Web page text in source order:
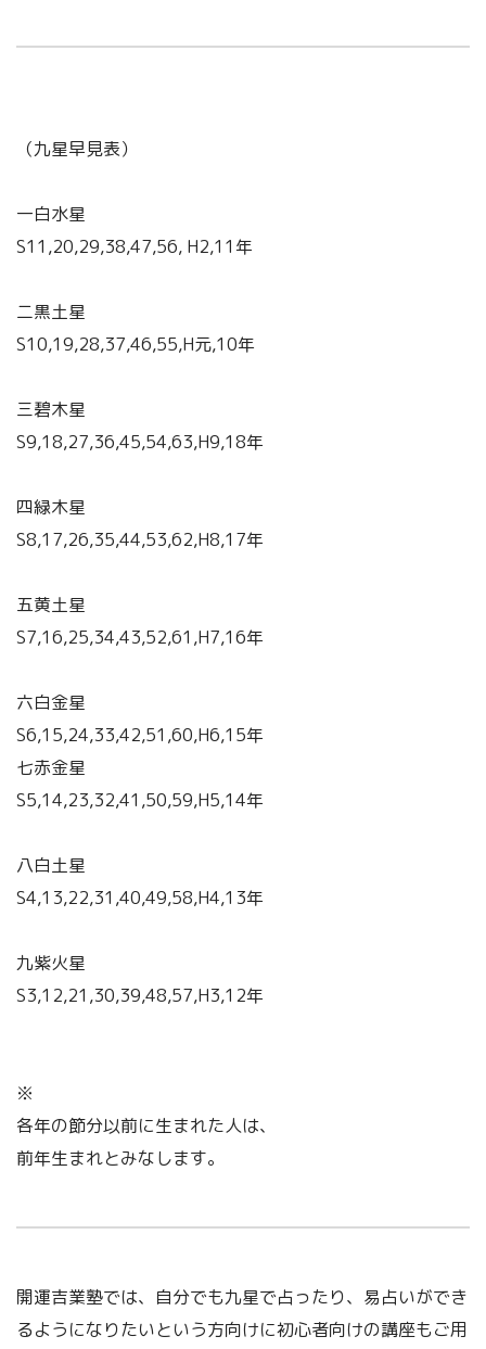
（九星早見表）
一白水星
S11,20,29,38,47,56, H2,11年
二黒土星
S10,19,28,37,46,55,H元,10年
三碧木星
S9,18,27,36,45,54,63,H9,18年
四緑木星
S8,17,26,35,44,53,62,H8,17年
五黄土星
S7,16,25,34,43,52,61,H7,16年
六白金星
S6,15,24,33,42,51,60,H6,15年
七赤金星
S5,14,23,32,41,50,59,H5,14年
八白土星
S4,13,22,31,40,49,58,H4,13年
九紫火星
S3,12,21,30,39,48,57,H3,12年
※
各年の節分以前に生まれた人は、
前年生まれとみなします。
開運吉業塾では、自分でも九星で占ったり、易占いができ
るようになりたいという方向けに初心者向けの講座もご用